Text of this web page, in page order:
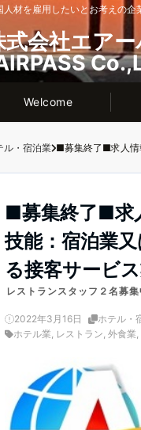
人材を雇用したいとお考えの企
式会社エア
Welcome
ル・宿泊業
■募集終了■求
技能：宿泊業
る接客サービ
レストランスタッフ２名募集
2022年3月16日 ホテル・
ホテル業, レストラン, 外食業,